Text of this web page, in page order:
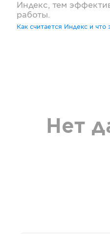
Индекс, тем
работы.
Как считается Индекс и что
Нет